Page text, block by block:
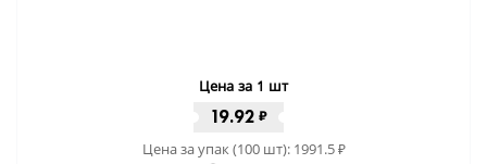
Цена за 1 шт
19.92 ₽
Цена за упак (100 шт): 1991.5₽